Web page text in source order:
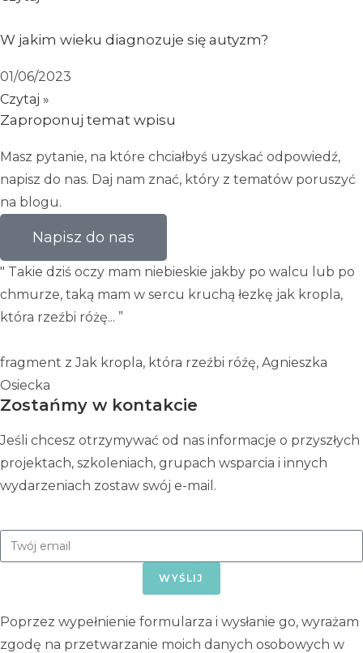
W jakim wieku diagnozuje się autyzm?
01/06/2023
Czytaj »
Zaproponuj temat wpisu
Masz pytanie, na które chciałbyś uzyskać odpowiedź,
napisz do nas. Daj nam znać, który z tematów poruszyć
na blogu.
Napisz do nas
" Takie dziś oczy mam niebieskie jakby po walcu lub po
chmurze, taką mam w sercu kruchą łezkę jak kropla,
która rzeźbi różę... ”
fragment z Jak kropla, która rzeźbi róźę, Agnieszka
Osiecka
Zostańmy w kontakcie
Jeśli chcesz otrzymywać od nas informacje o przyszłych
projektach, szkoleniach, grupach wsparcia i innych
wydarzeniach zostaw swój e-mail.
WYŚLIJ
Poprzez wypełnienie formularza i wysłanie go, wyrażam
zgodę na przetwarzanie moich danych osobowych w